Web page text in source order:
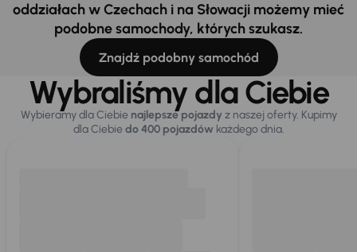
oddziałach w Czechach i na Słowacji możemy mieć
podobne samochody, których szukasz.
Znajdź podobny samochód
Wybraliśmy dla Ciebie
Wybieramy dla Ciebie najlepsze pojazdy z naszej oferty. Kupimy
dla Ciebiedo 400 pojazdówkażdego dnia.